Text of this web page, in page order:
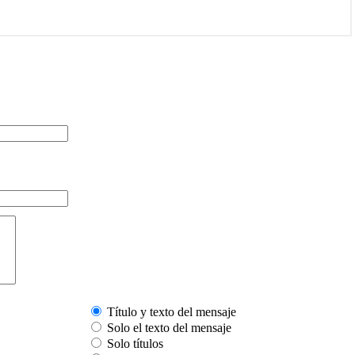
Título y texto del mensaje
Solo el texto del mensaje
Solo títulos